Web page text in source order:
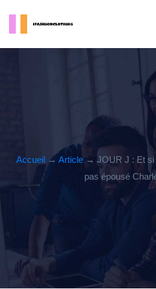
Accueil→ Article→ JOUR J : Et si
pas épousé